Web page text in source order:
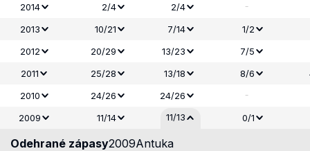
2014 2/4 2/4 -
2013 10/21 7/14 1/2
2012
20/29 13/23
7/5
2011
25/28 13/18 8/6
2010
24/26 24/26 -
2009 11/14 11/13 0/1
Odehrané zápasy2009Antuka